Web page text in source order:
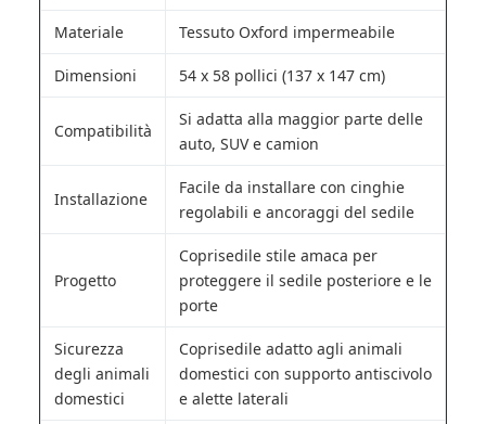
Materiale Tessuto Oxford impermeabile
Dimensioni 54 x 58 pollici (137 x 147 cm)
Compatibilità
Si adatta alla maggior parte delle
auto, SUV e camion
Installazione
Facile da installare con cinghie
regolabili e ancoraggi del sedile
Progetto
Coprisedile stile amaca per
proteggere il sedile posteriore e le
porte
Sicurezza
degli animali
domestici
Coprisedile adatto agli animali
domestici con supporto antiscivolo
e alette laterali